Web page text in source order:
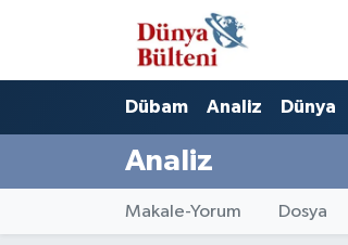
Dübam Analiz Dünya
Analiz
Makale-Yorum Dosya
Nöbetçi Eczaneler
Hava Durumu
Namaz Vakitleri